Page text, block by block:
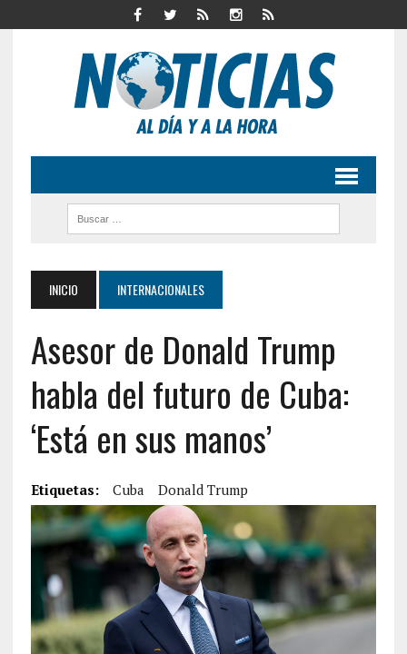
INICIO INTERNACIONALES
Asesor de Donald Trump
habla del futuro de Cuba:
‘Está en sus manos’
Etiquetas: Cuba Donald Trump